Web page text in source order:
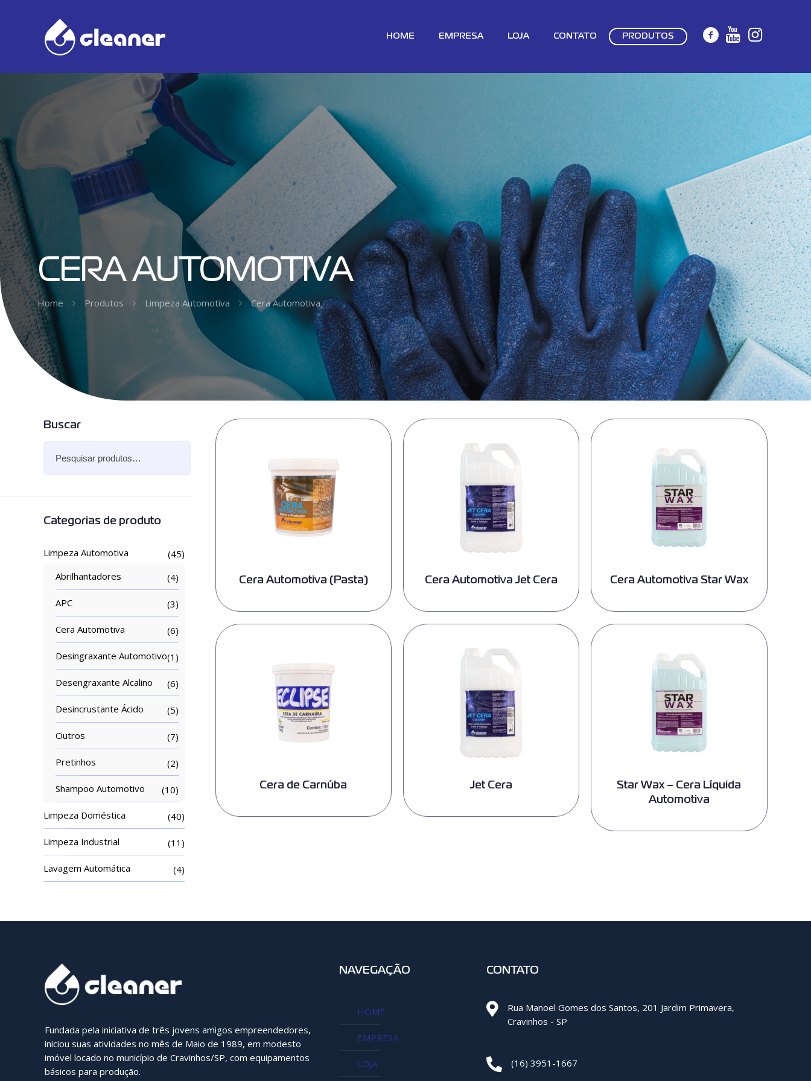
HOME EMPRESA LOJA CONTATO PRODUTOS
CERA AUTOMOTIVA
Home Produtos Limpeza Automotiva Cera Automotiva
Cera Automotiva (Pasta) Cera Automotiva Jet Cera Cera Automotiva Star Wax
Cera de Carnúba Jet Cera
Star Wax – Cera Líquida
Automotiva
Buscar
Categorias de produto
Limpeza Automotiva
(45)
Abrilhantadores
(4)
APC (3)
Cera Automotiva (6)
Desingraxante Automotivo(1)
Desengraxante Alcalino (6)
Desincrustante Ácido (5)
Outros (7)
Pretinhos (2)
Shampoo Automotivo (10)
Limpeza Doméstica (40)
Limpeza Industrial (11)
Lavagem Automática (4)
Fundada pela iniciativa de três jovens amigos empreendedores,
iniciou suas atividades no mês de Maio de 1989, em modesto
imóvel locado no município de Cravinhos/SP, com equipamentos
básicos para produção.
NAVEGAÇÃO
HOME
EMPRESA
LOJA
CONTATO
Rua Manoel Gomes dos Santos, 201 Jardim Primavera,
Cravinhos - SP
(16) 3951-1667